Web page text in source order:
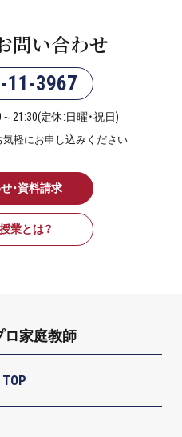
問い合わせ
11-3967
21:30(定休:日曜・祝日)
軽にお申し込みください
・資料請求
業とは？
ロ家庭教師